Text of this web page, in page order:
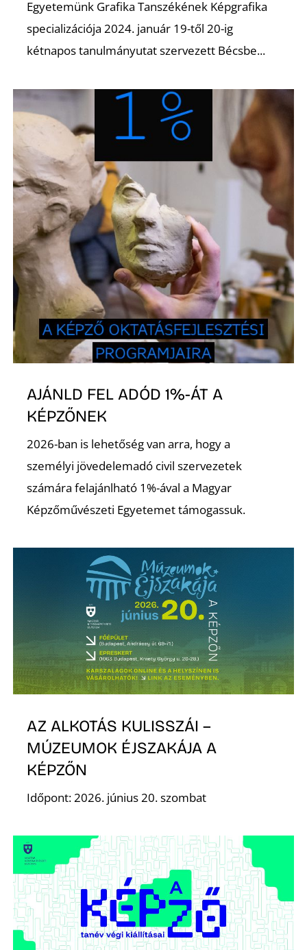
Egyetemünk Grafika Tanszékének Képgrafika
specializációja 2024. január 19-től 20-ig
kétnapos tanulmányutat szervezett Bécsbe...
AJÁNLD FEL ADÓD 1%-ÁT A
KÉPZŐNEK
2026-ban is lehetőség van arra, hogy a
személyi jövedelemadó civil szervezetek
számára felajánlható 1%-ával a Magyar
Képzőművészeti Egyetemet támogassuk.
AZ ALKOTÁS KULISSZÁI –
MÚZEUMOK ÉJSZAKÁJA A
KÉPZŐN
Időpont: 2026. június 20. szombat